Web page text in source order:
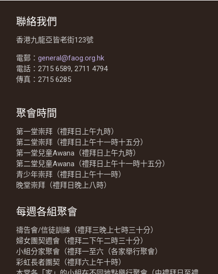
聯絡我們
香港九龍亞皆老街123號
電郵： general@faog.org.hk
電話：2715 6589, 2711 4794
傳真：2715 6285
聚會時間
第一堂崇拜（禮拜日上午九時）
第二堂崇拜（禮拜日上午十一時十五分）
第一堂兒童Awana（禮拜日上午九時）
第二堂兒童Awana（禮拜日上午十一時十五分）
青少年崇拜（禮拜日上午十一時）
晚堂崇拜（禮拜日晚上八時）
每週各組聚會
禱告會/信徒訓練（禮拜三晚上七時三十分）
婦女團契週會（禮拜二下午二時三十分）
小組分家聚會（禮拜一至六（各家舉行聚會）
彩虹長者團契（禮拜六上午十時）